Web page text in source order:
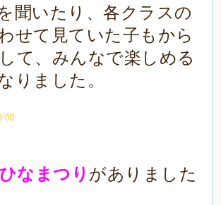
聞いたり、各クラスの
せて見ていた子もから
て、みんなで楽しめる
りました。
ひなまつり がありました